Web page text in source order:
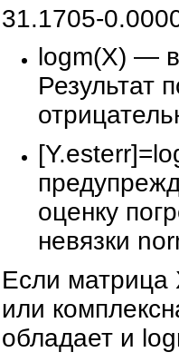
31.1705-
logm(X) —
Результат
оценку
невязки
Если матрица
или
обладает и